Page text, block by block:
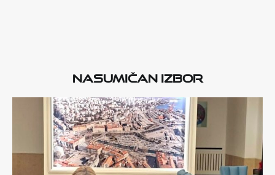
Nasumičan izbor